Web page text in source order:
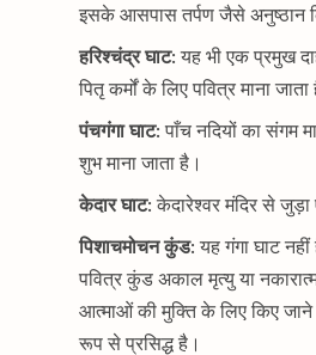
इसके आसपास तर्पण जैसे अनुष्ठान
हरिश्चंद्र घाट: यह भी एक प्रमुख
पितृ कर्मों के लिए पवित्र माना जाता
पंचगंगा घाट: पाँच नदियों का संगम
शुभ माना जाता है।
केदार घाट: केदारेश्वर मंदिर से जुड़ा
पिशाचमोचनकुंड: यह गंगा घाट
पवित्र कुंड अकाल मृत्यु या
आत्माओं की मुक्ति के लिए किए जाने
रूप से प्रसिद्ध है।